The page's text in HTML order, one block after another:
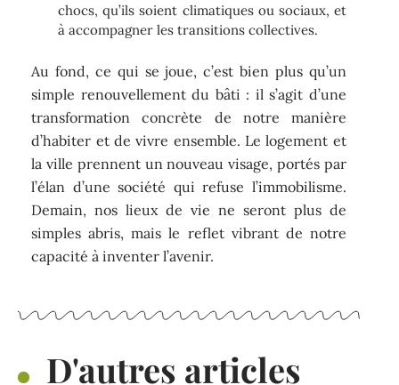
chocs, qu’ils soient climatiques ou sociaux, et
à accompagner les transitions collectives.
Au fond, ce qui se joue, c’est bien plus qu’un
simple renouvellement du bâti : il s’agit d’une
transformation concrète de notre manière
d’habiter et de vivre ensemble. Le logement et
la ville prennent un nouveau visage, portés par
l’élan d’une société qui refuse l’immobilisme.
Demain, nos lieux de vie ne seront plus de
simples abris, mais le reflet vibrant de notre
capacité à inventer l’avenir.
D'autres articles